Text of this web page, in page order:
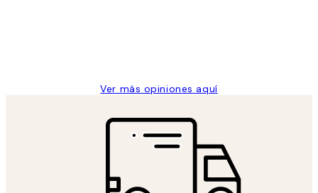
Ver más opiniones aquí